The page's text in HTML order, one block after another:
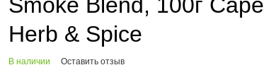
Herb & Spice
В наличии Оставить отзыв